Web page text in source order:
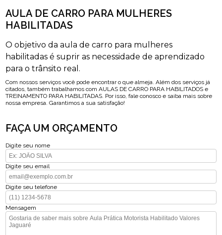
AULA DE CARRO PARA MULHERES
HABILITADAS
O objetivo da aula de carro para mulheres
habilitadas é suprir as necessidade de aprendizado
para o trânsito real.
Com nossos serviços você pode encontrar o que almeja. Além dos serviços já
citados, também trabalhamos com AULAS DE CARRO PARA HABILITADOS e
TREINAMENTO PARA HABILITADAS. Por isso, fale conosco e saiba mais sobre
nossa empresa. Garantimos a sua satisfação!
FAÇA UM ORÇAMENTO
Digite seu nome
Digite seu email
Digite seu telefone
Mensagem